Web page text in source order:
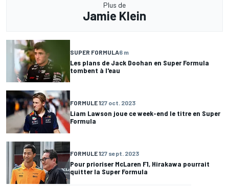
Plus de
Jamie Klein
SUPER FORMULA6 m
Les plans de Jack Doohan en Super Formula
tombent à l'eau
FORMULE 127 oct. 2023
Liam Lawson joue ce week-end le titre en Super
Formula
FORMULE 127 sept. 2023
Pour prioriser McLaren F1, Hirakawa pourrait
quitter la Super Formula